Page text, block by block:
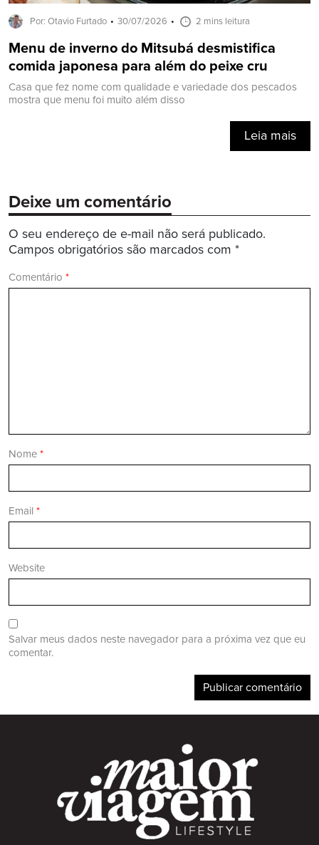
Por: Otavio Furtado 30/07/2026 2 mins leitura
Menu de inverno do Mitsubá desmistifica
comida japonesa para além do peixe cru
Casa que fez nome com qualidade e variedade dos pescados
mostra que menu foi muito além disso
Leia mais
Deixe um comentário
O seu endereço de e-mail não será publicado.
Campos obrigatórios são marcados com *
Comentário *
Nome *
Email *
Website
Salvar meus dados neste navegador para a próxima vez que eu
comentar.